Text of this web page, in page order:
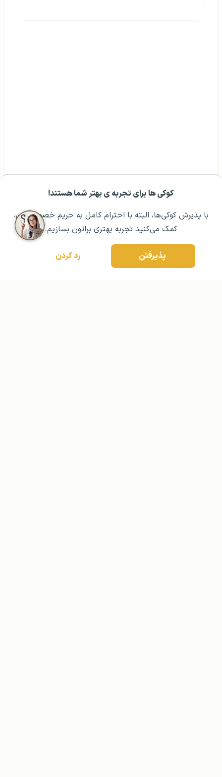
کوکی ها برای تجربه ی بهتر شما هستند!
با پذیرش کوکی‌ها، البته با احترام کامل به حریم خصوصیتون،
کمک می‌کنید تجربه بهتری براتون بسازیم.
پذیرفتن رد کردن
مشــاوره اولیه رایگان: ۰۲۱ ۴۳۰۰۰ ۰۲۱